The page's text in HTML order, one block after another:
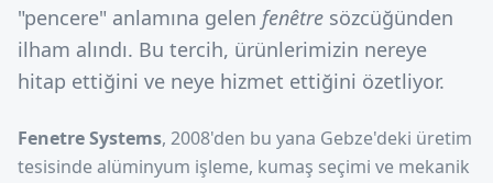
"pencere" anlamına gelen fenêtre sözcüğünden
ilham alındı. Bu tercih, ürünlerimizin nereye
hitap ettiğini ve neye hizmet ettiğini özetliyor.
Fenetre Systems, 2008'den bu yana Gebze'deki üretim
tesisinde alüminyum işleme, kumaş seçimi ve mekanik